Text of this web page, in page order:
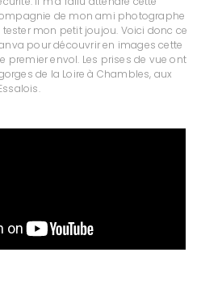
de mon ami photographe
mon petit joujou. Voici donc ce
pour découvrir en images cette
premier envol. Les prises de vue ont
de la Loire à Chambles, aux